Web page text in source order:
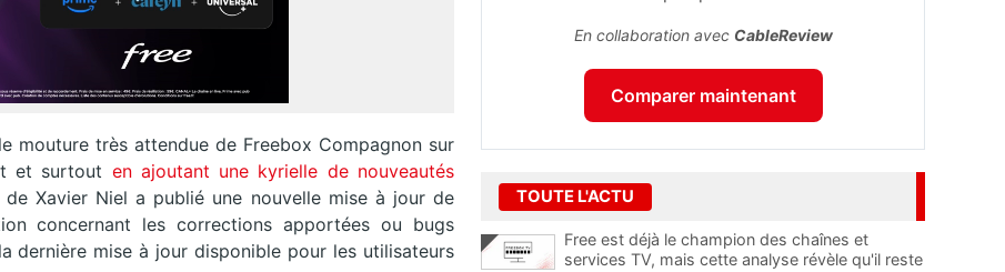
mouture très attendue de Freebox Compagnon sur
et surtout en ajoutant une kyrielle de nouveautés
Xavier Niel a publié une nouvelle mise à jour de
concernant les corrections apportées ou bugs
dernière mise à jour disponible pour les utilisateurs
En collaboration avec CableReview
Comparer maintenant
TOUTE L'ACTU
Free est déjà le champion des chaînes et
services TV, mais cette analyse révèle qu'il reste